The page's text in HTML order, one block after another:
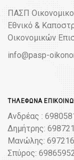
ΠΑΣΠ
Εθνικό &
Οικονομικών
info@pasp-
ΤΗΛΈΦΩΝΑ
Ανδρέας :
Δημήτρης:
Μανώλης:
Σπύρος: